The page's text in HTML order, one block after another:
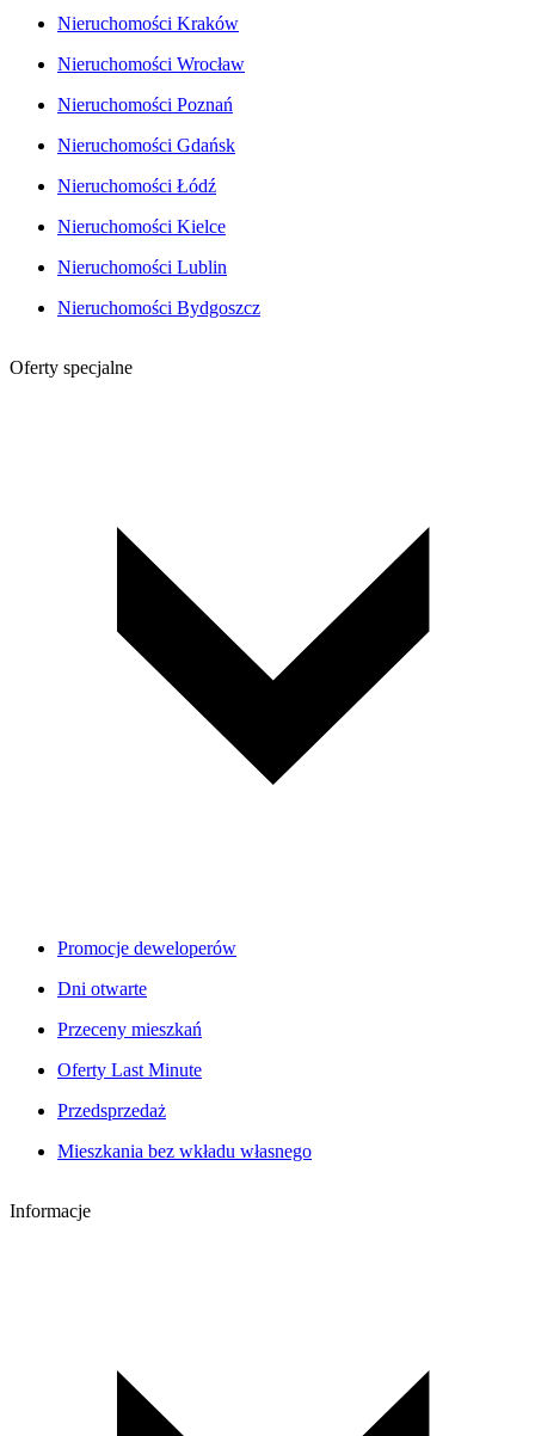
Nieruchomości Kraków
Nieruchomości Wrocław
Nieruchomości Poznań
Nieruchomości Gdańsk
Nieruchomości Łódź
Nieruchomości Kielce
Nieruchomości Lublin
Nieruchomości Bydgoszcz
Oferty specjalne
Promocje deweloperów
Dni otwarte
Przeceny mieszkań
Oferty Last Minute
Przedsprzedaż
Mieszkania bez wkładu własnego
Informacje